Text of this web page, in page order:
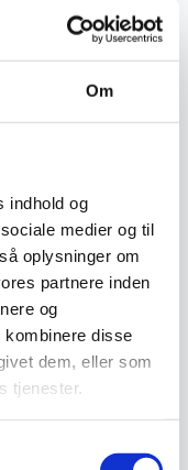
Om
indhold og
medier og til
oplysninger om
partnere inden
og
kombinere disse
dem, eller som
tjenester.